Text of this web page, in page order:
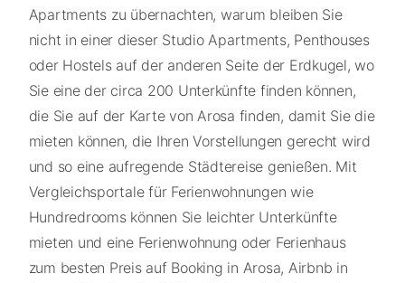
Apartments zu übernachten, warum bleiben Sie
nicht in einer dieser Studio Apartments, Penthouses
oder Hostels auf der anderen Seite der Erdkugel, wo
Sie eine der circa 200 Unterkünfte finden können,
die Sie auf der Karte von Arosa finden, damit Sie die
mieten können, die Ihren Vorstellungen gerecht wird
und so eine aufregende Städtereise genießen. Mit
Vergleichsportale für Ferienwohnungen wie
Hundredrooms können Sie leichter Unterkünfte
mieten und eine Ferienwohnung oder Ferienhaus
zum besten Preis auf Booking in Arosa, Airbnb in